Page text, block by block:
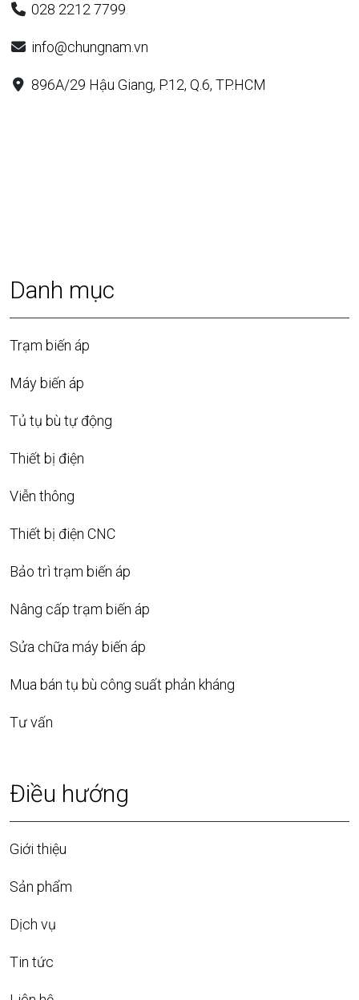
028 2212 7799
info@chungnam.vn
896A/29 Hậu Giang, P.12, Q.6, TP.HCM
Danh mục
Trạm biến áp
Máy biến áp
Tủ tụ bù tự động
Thiết bị điện
Viễn thông
Thiết bị điện CNC
Bảo trì trạm biến áp
Nâng cấp trạm biến áp
Sửa chữa máy biến áp
Mua bán tụ bù công suất phản kháng
Tư vấn
Điều hướng
Giới thiệu
Sản phẩm
Dịch vụ
Tin tức